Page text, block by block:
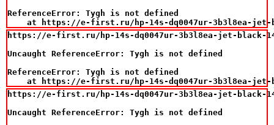
ReferenceError: Tygh is not defined
at https://e-first.ru/hp-14s-dq0047ur-3b3l8ea-
https://e-first.ru/hp-14s-dq0047ur-3b3l8ea-jet-black-14-
Uncaught ReferenceError: Tygh is not defined
ReferenceError: Tygh is not defined
at https://e-first.ru/hp-14s-dq0047ur-3b3l8ea-
https://e-first.ru/hp-14s-dq0047ur-3b3l8ea-jet-black-14-
Uncaught ReferenceError: Tygh is not defined